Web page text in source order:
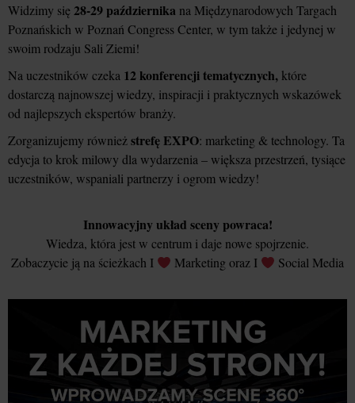
Widzimy się28-29 października na Międzynarodowych Targach
Poznańskich w Poznań Congress Center, w tym także i jedynej w
swoim rodzaju Sali Ziemi!
Na uczestników czeka 12 konferencji tematycznych, które
dostarczą najnowszej wiedzy, inspiracji i praktycznych wskazówek
od najlepszych ekspertów branży.
Zorganizujemy równieżstrefę EXPO: marketing & technology. Ta
edycja to krok milowy dla wydarzenia – większa przestrzeń, tysiące
uczestników, wspaniali partnerzy i ogrom wiedzy!
Innowacyjny układ sceny powraca!
Wiedza, która jest w centrum i daje nowe spojrzenie.
Zobaczycie ją na ścieżkach I
Marketing oraz I Social Media